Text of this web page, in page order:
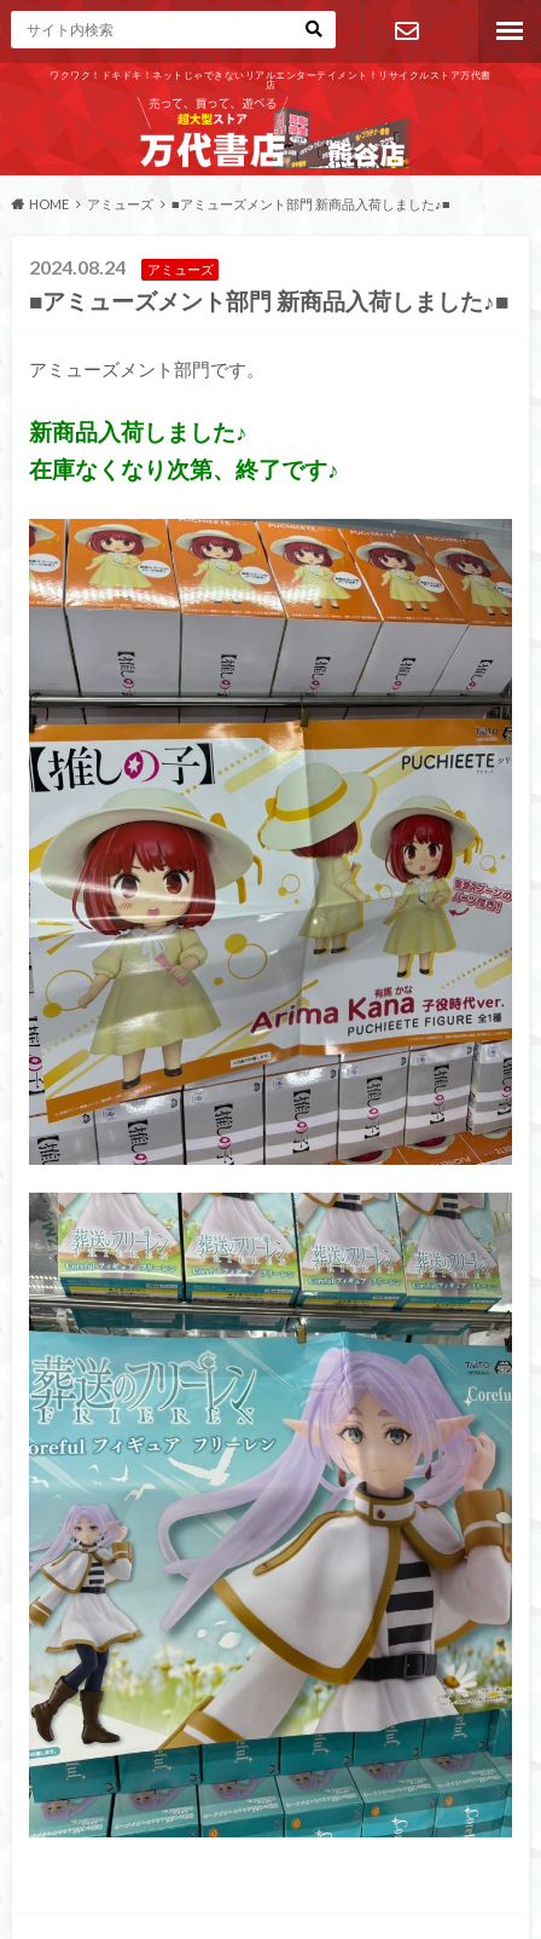
ワクワク！ドキドキ！ネットじゃできないリアルエンターテイメント！リサイクルストア万代書
店
お問い合わ
せ
HOME アミューズ ■アミューズメント部門 新商品入荷しました♪■
2024.08.24 アミューズ
■アミューズメント部門 新商品入荷しました♪■
アミューズメント部門です。
新商品入荷しました♪
在庫なくなり次第、終了です♪